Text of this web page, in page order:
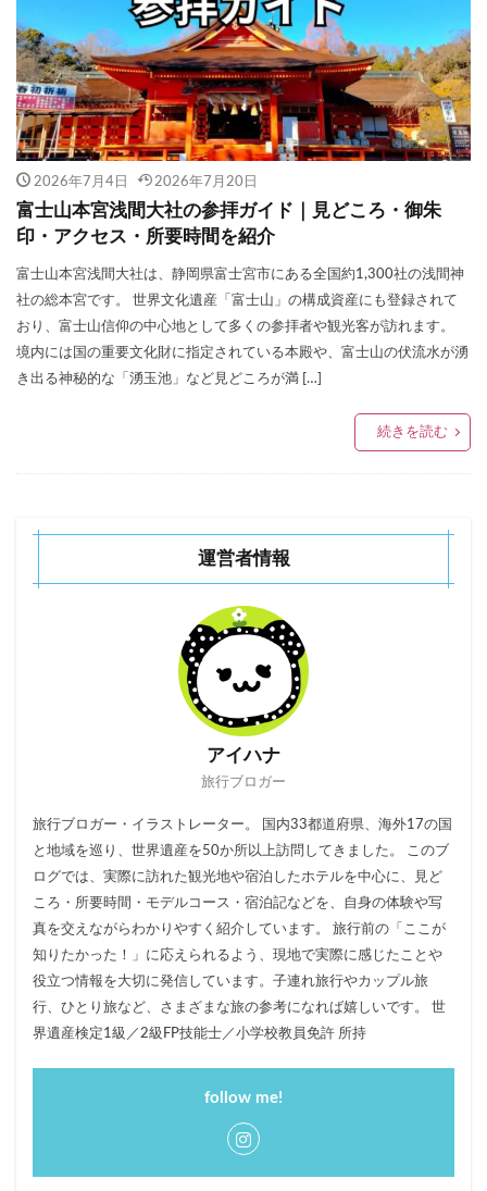
2026年7月4日 2026年7月20日
富士山本宮浅間大社の参拝ガイド｜見どころ・御朱
印・アクセス・所要時間を紹介
富士山本宮浅間大社は、静岡県富士宮市にある全国約1,300社の浅間神
社の総本宮です。 世界文化遺産「富士山」の構成資産にも登録されて
おり、富士山信仰の中心地として多くの参拝者や観光客が訪れます。
境内には国の重要文化財に指定されている本殿や、富士山の伏流水が湧
き出る神秘的な「湧玉池」など見どころが満 […]
続きを読む
運営者情報
アイハナ
旅行ブロガー
旅行ブロガー・イラストレーター。 国内33都道府県、海外17の国
と地域を巡り、世界遺産を50か所以上訪問してきました。 このブ
ログでは、実際に訪れた観光地や宿泊したホテルを中心に、見ど
ころ・所要時間・モデルコース・宿泊記などを、自身の体験や写
真を交えながらわかりやすく紹介しています。 旅行前の「ここが
知りたかった！」に応えられるよう、現地で実際に感じたことや
役立つ情報を大切に発信しています。子連れ旅行やカップル旅
行、ひとり旅など、さまざまな旅の参考になれば嬉しいです。 世
界遺産検定1級／2級FP技能士／小学校教員免許 所持
follow me!